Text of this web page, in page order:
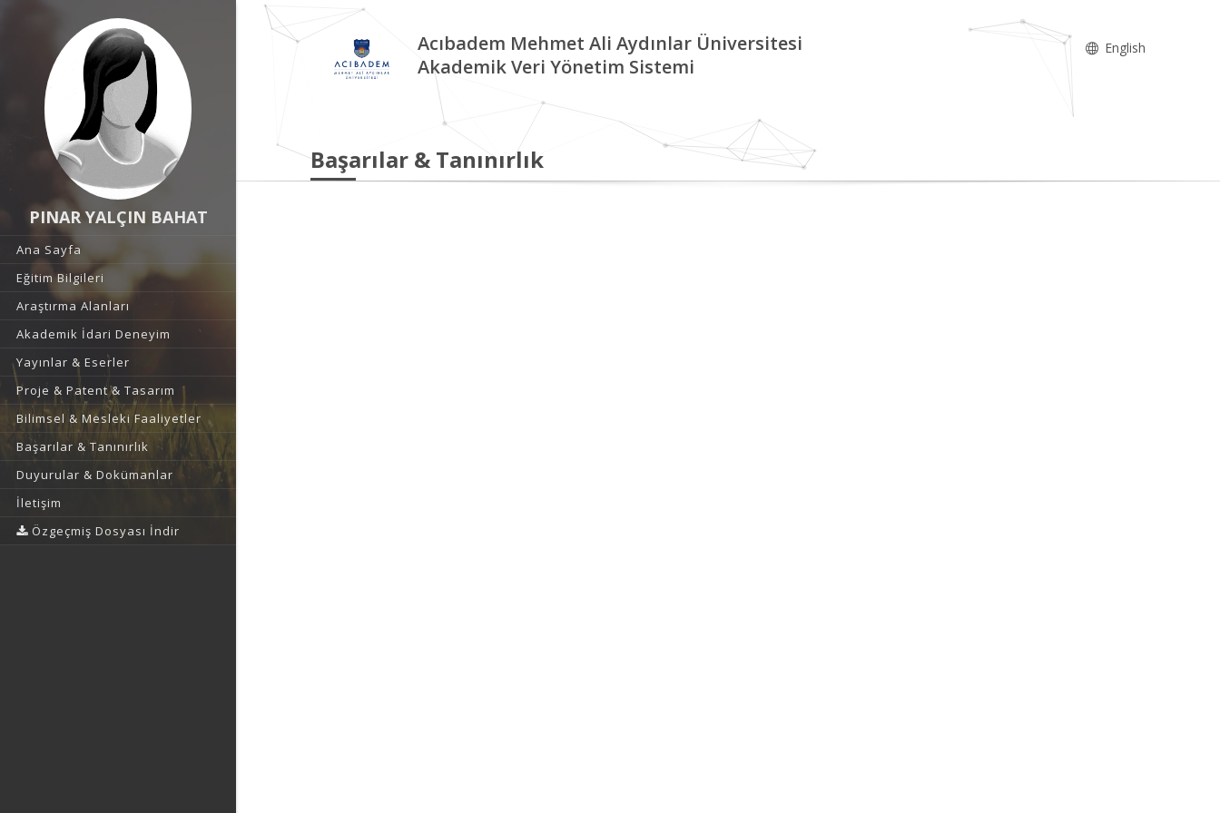
PINAR YALÇIN BAHAT
Ana Sayfa
Eğitim Bilgileri
Araştırma Alanları
Akademik İdari Deneyim
Yayınlar & Eserler
Proje & Patent & Tasarım
Bilimsel & Mesleki Faaliyetler
Başarılar & Tanınırlık
Duyurular & Dokümanlar
İletişim
Özgeçmiş Dosyası İndir
Acıbadem Mehmet Ali Aydınlar Üniversitesi
Akademik Veri Yönetim Sistemi
English
Başarılar & Tanınırlık